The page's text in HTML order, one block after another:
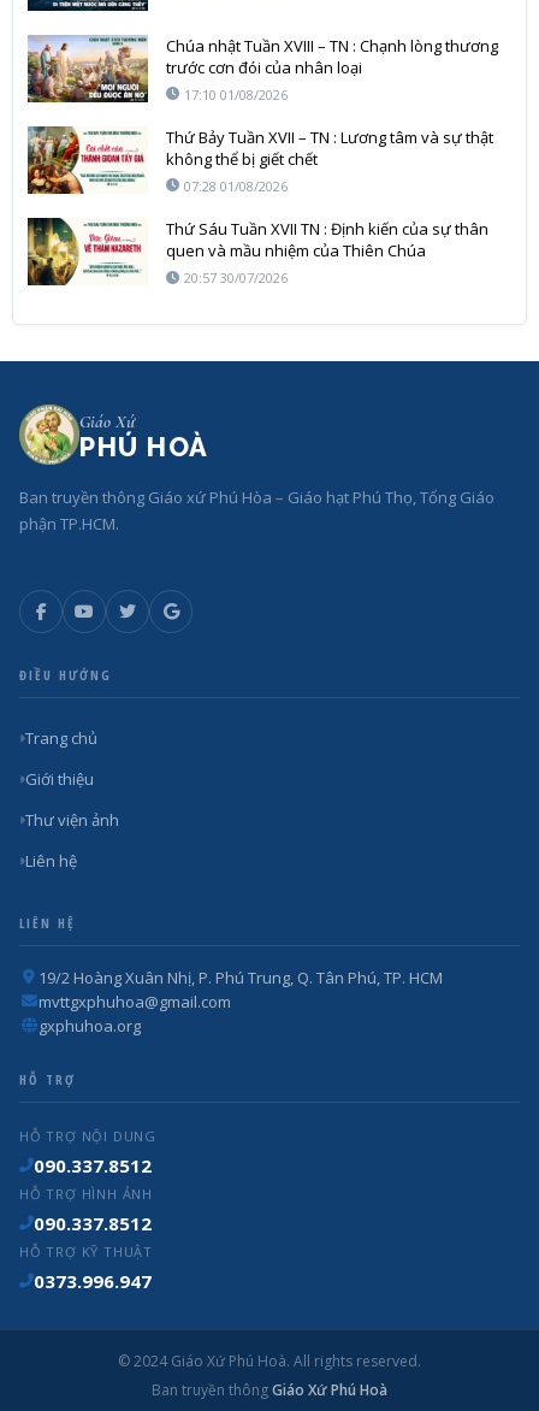
Chúa nhật Tuần XVIII – TN : Chạnh lòng thương
trước cơn đói của nhân loại
17:10 01/08/2026
Thứ Bảy Tuần XVII – TN : Lương tâm và sự thật
không thể bị giết chết
07:28 01/08/2026
Thứ Sáu Tuần XVII TN : Định kiến của sự thân
quen và mầu nhiệm của Thiên Chúa
20:57 30/07/2026
Giáo Xứ
PHÚ HOÀ
Ban truyền thông Giáo xứ Phú Hòa – Giáo hạt Phú Thọ, Tổng Giáo
phận TP.HCM.
ĐIỀU HƯỚNG
Trang chủ
Giới thiệu
Thư viện ảnh
Liên hệ
LIÊN HỆ
19/2 Hoàng Xuân Nhị, P. Phú Trung, Q. Tân Phú, TP. HCM
mvttgxphuhoa@gmail.com
gxphuhoa.org
HỖ TRỢ
HỖ TRỢ NỘI DUNG
090.337.8512
HỖ TRỢ HÌNH ẢNH
090.337.8512
HỖ TRỢ KỸ THUẬT
0373.996.947
© 2024 Giáo Xứ Phú Hoà. All rights reserved.
Ban truyền thôngGiáo Xứ Phú Hoà